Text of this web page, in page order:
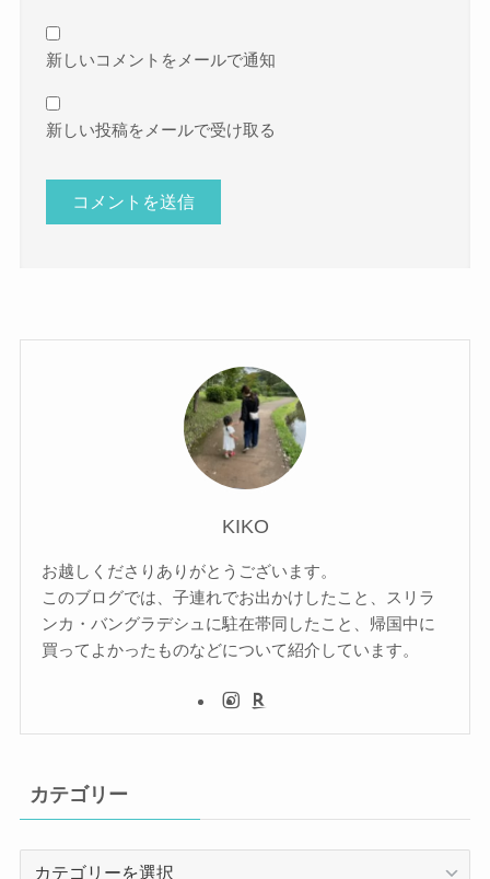
新しいコメントをメールで通知
新しい投稿をメールで受け取る
KIKO
お越しくださりありがとうございます。
このブログでは、子連れでお出かけしたこと、スリラ
ンカ・バングラデシュに駐在帯同したこと、帰国中に
買ってよかったものなどについて紹介しています。
カテゴリー